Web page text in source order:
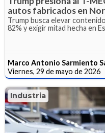
autos fabricados en
Trump busca elevar
82% y exigir mitad hecha en
Marco Antonio Sarmiento
Viernes, 29 de mayo de 2026
Industria